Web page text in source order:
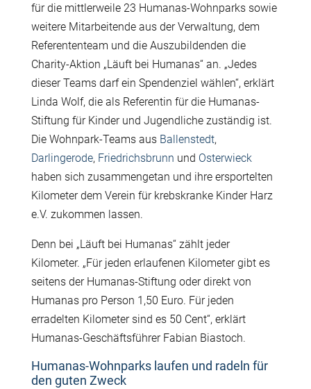
für die mittlerweile 23 Humanas-Wohnparks sowie
weitere Mitarbeitende aus der Verwaltung, dem
Referententeam und die Auszubildenden die
Charity-Aktion „Läuft bei Humanas“ an. „Jedes
dieser Teams darf ein Spendenziel wählen“, erklärt
Linda Wolf, die als Referentin für die Humanas-
Stiftung für Kinder und Jugendliche zuständig ist.
Die Wohnpark-Teams aus Ballenstedt,
Darlingerode, Friedrichsbrunn und Osterwieck
haben sich zusammengetan und ihre ersportelten
Kilometer dem Verein für krebskranke Kinder Harz
e.V. zukommen lassen.
Denn bei „Läuft bei Humanas“ zählt jeder
Kilometer. „Für jeden erlaufenen Kilometer gibt es
seitens der Humanas-Stiftung oder direkt von
Humanas pro Person 1,50 Euro. Für jeden
erradelten Kilometer sind es 50 Cent“, erklärt
Humanas-Geschäftsführer Fabian Biastoch.
Humanas-Wohnparks laufen und radeln für
den guten Zweck